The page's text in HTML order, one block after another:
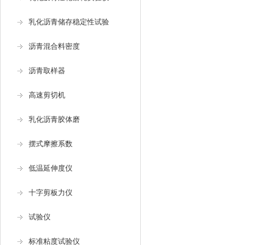
乳化沥青储存稳定性试验
沥青混合料密度
沥青取样器
高速剪切机
乳化沥青胶体磨
摆式摩擦系数
低温延伸度仪
十字剪板力仪
试验仪
标准粘度试验仪